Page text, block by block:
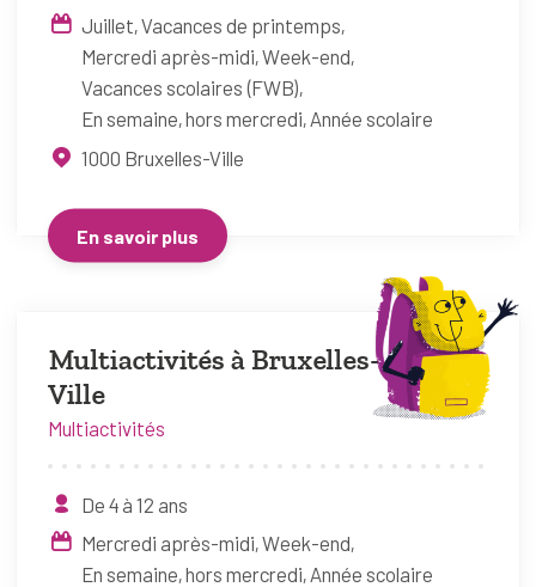
Juillet Vacances de printemps
Mercredi après-midi Week-end
Vacances scolaires (FWB)
En semaine, hors mercredi Année scolaire
1000 Bruxelles-Ville
En savoir plus
Multiactivités à Bruxelles-
Ville
Multiactivités
De 4 à 12 ans
Mercredi après-midi Week-end
En semaine, hors mercredi Année scolaire